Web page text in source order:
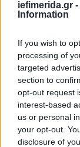
iefimerida.gr -
Information
If you wish to
processing of
targeted
section to
opt-out request
interest-based
us or personal
your opt-out.
disclosure of